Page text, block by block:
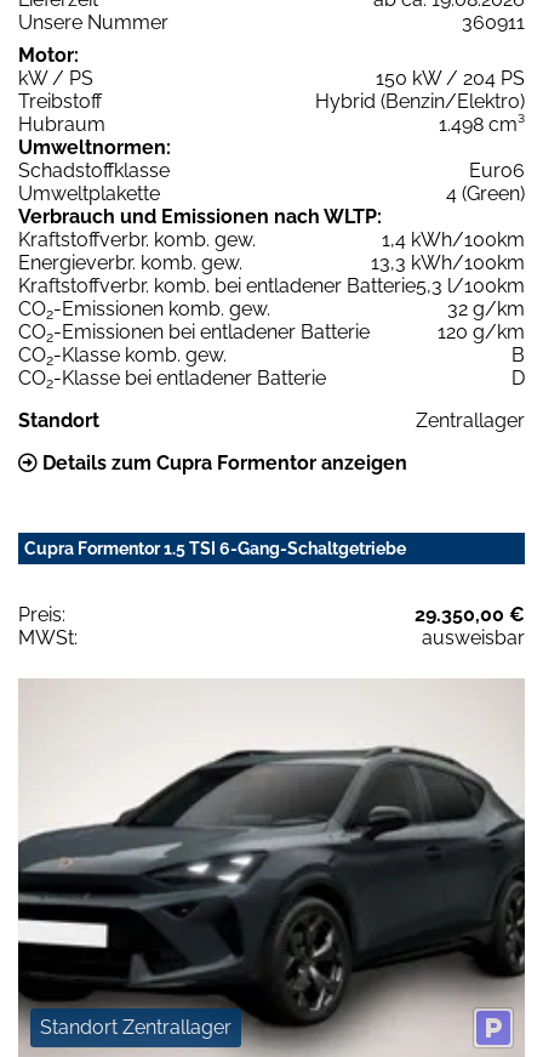
Unsere Nummer
360911
Motor:
kW / PS
150 kW / 204 PS
Treibstoff
Hybrid (Benzin/Elektro)
Hubraum
1.498 cm³
Umweltnormen:
Schadstoffklasse
Euro6
Umweltplakette
4 (Green)
Verbrauch und Emissionen nach WLTP:
Kraftstoffverbr. komb. gew.
1,4 kWh/100km
Energieverbr. komb. gew.
13,3 kWh/100km
Kraftstoffverbr. komb. bei entladener Batterie5,3 l/100km
CO2-Emissionen komb. gew.
32 g/km
CO2-Emissionen bei entladener Batterie
120 g/km
CO2-Klasse komb. gew.
B
CO2-Klasse bei entladener Batterie
D
Standort
Zentrallager
Details zum Cupra Formentor anzeigen
Cupra Formentor 1.5 TSI 6-Gang-Schaltgetriebe
Preis:
29.350,00 €
MWSt:
ausweisbar
Standort Zentrallager